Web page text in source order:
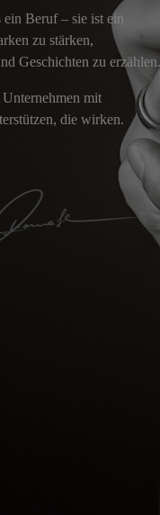
Beruf – sie ist ein
zu stärken,
Geschichten zu erzählen.
mit
die wirken.